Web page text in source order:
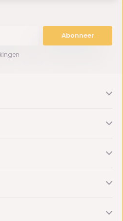
Abonneer